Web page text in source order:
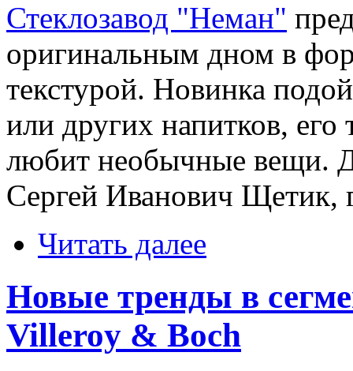
Стеклозавод "Неман"
оригинальным дном в
текстурой. Новинка
или других напитков,
любит необычные вещи.
Сергей Иванович Щетик,
Читать далее
Новые тренды в
Villeroy & Boch